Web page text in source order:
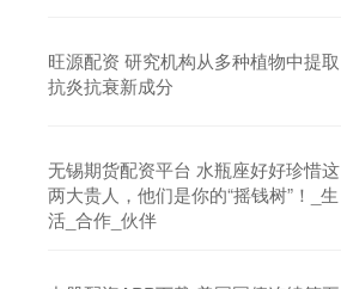
旺源配资 研究机构从多种植物中提取
抗炎抗衰新成分
无锡期货配资平台 水瓶座好好珍惜这
两大贵人，他们是你的“摇钱树”！_生
活_合作_伙伴